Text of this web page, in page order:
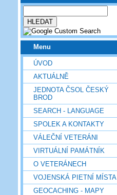
Menu
ÚVOD
AKTUÁLNĚ
JEDNOTA ČSOL ČESKÝ
BROD
SEARCH - LANGUAGE
SPOLEK A KONTAKTY
VÁLEČNÍ VETERÁNI
VIRTUÁLNÍ PAMÁTNÍK
O VETERÁNECH
VOJENSKÁ PIETNÍ MÍSTA
GEOCACHING - MAPY